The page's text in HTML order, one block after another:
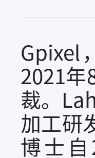
Gpixel
2021年
裁。
加工研
博士自